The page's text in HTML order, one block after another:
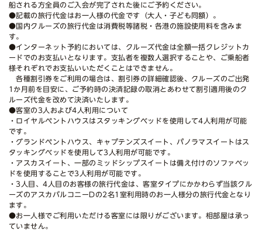
船される方全員のご入会が完了された後にご予約ください。
●記載の旅行代金はお一人様の代金です（大人・子ども同額）。
●国内クルーズの旅行代金は消費税等諸税・各港の施設使用料を含みま
す。
●インターネット予約においては、クルーズ代金は全額一括クレジットカ
ードでのお支払いとなります。支払者を複数人選択することや、ご乗船者
様それぞれでお支払いいただくことはできません。
各種割引券をご利用の場合は、割引券の詳細確認後、クルーズのご出発
1か月前を目安に、ご予約時の決済記録の取消とあわせて割引適用後のク
ルーズ代金を改めて決済いたします。
●客室の3人および4人利用について
・ロイヤルペントハウスはスタッキングベッドを使用して4人利用が可能
です。
・グランドペントハウス、キャプテンズスイート、パノラマスイートはス
タッキングベッドを使用して3人利用が可能です。
・アスカスイート、一部のミッドシップスイートは備え付けのソファベッ
ドを使用することで3人利用が可能です。
・3人目、4人目のお客様の旅行代金は、客室タイプにかかわらず当該クル
ーズのアスカバルコニーDの2名1室利用時のお一人様分の旅行代金となり
ます。
●お一人様でご利用いただける客室には限りがございます。相部屋は承っ
ていません。